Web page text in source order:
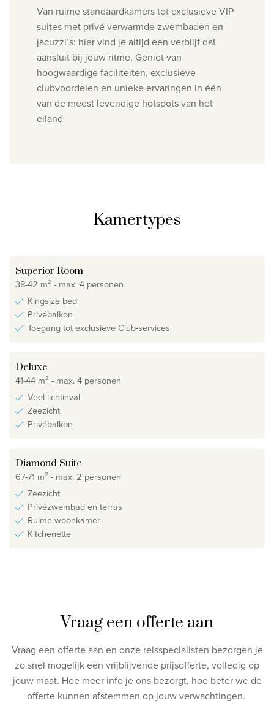
Van ruime standaardkamers tot exclusieve VIP
suites met privé verwarmde zwembaden en
jacuzzi’s: hier vind je altijd een verblijf dat
aansluit bij jouw ritme. Geniet van
hoogwaardige faciliteiten, exclusieve
clubvoordelen en unieke ervaringen in één
van de meest levendige hotspots van het
eiland
Kamertypes
Superior Room
38-42 m² - max. 4 personen
Kingsize bed
Privébalkon
Toegang tot exclusieve Club-services
Deluxe
41-44 m² - max. 4 personen
Veel lichtinval
Zeezicht
Privébalkon
Diamond Suite
67-71 m² - max. 2 personen
Zeezicht
Privézwembad en terras
Ruime woonkamer
Kitchenette
Vraag een offerte aan
Vraag een offerte aan en onze reisspecialisten bezorgen je
zo snel mogelijk een vrijblijvende prijsofferte, volledig op
jouw maat. Hoe meer info je ons bezorgt, hoe beter we de
offerte kunnen afstemmen op jouw verwachtingen.